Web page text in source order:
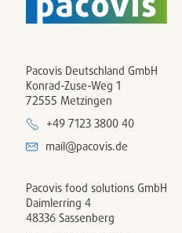
Pacovis Deutschland GmbH
Konrad-Zuse-Weg 1
72555 Metzingen
+49 7123 3800 40
mail@pacovis.de
Pacovis food solutions GmbH
Daimlerring 4
48336 Sassenberg